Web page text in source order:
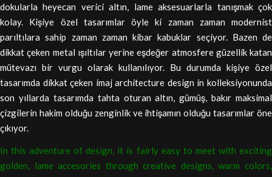
dokularla heyecan verici altın, lame aksesuarlarla tanışmak çok
kolay. Kişiye özel tasarımlar öyle ki zaman zaman modernist
parıltılara sahip zaman zaman kibar kabuklar seçiyor. Bazen de
dikkat çeken metal ışıltılar yerine eşdeğer atmosfere güzellik katan
mütevazı bir vurgu olarak kullanılıyor. Bu durumda kişiye özel
tasarımda dikkat çeken imaj architecture design in kolleksiyonunda
son yıllarda tasarımda tahta oturan altın, gümüş, bakır maksimal
çizgilerin hakim olduğu zenginlik ve ihtişamın olduğu tasarımlar öne
çıkıyor.
In this adventure of design, it is fairly easy to meet with exciting
golden, lame accesories through creative designs, warm colors,